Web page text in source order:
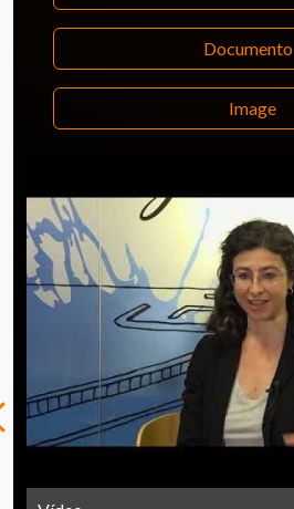
Documento
Image